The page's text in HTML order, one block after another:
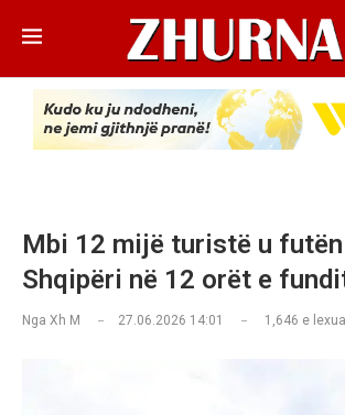
Mbi 12 mijë turistë u futën
Shqipëri në 12 orët e
Nga Xh M 27.06.2026 14:01 1,646 e